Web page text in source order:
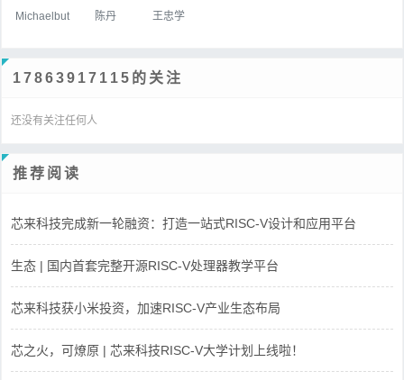
Michaelbut 陈丹 王忠学
17863917115的关注
还没有关注任何人
推荐阅读
芯来科技完成新一轮融资：打造一站式RISC-V设计和应用平台
生态 | 国内首套完整开源RISC-V处理器教学平台
芯来科技获小米投资，加速RISC-V产业生态布局
芯之火，可燎原 | 芯来科技RISC-V大学计划上线啦！